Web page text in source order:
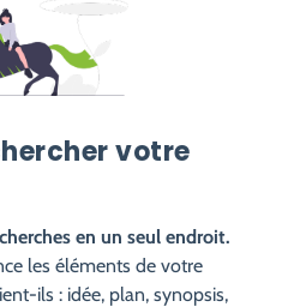
votre
en un seul endroit.
les éléments de votre
ils : idée, plan, synopsis,